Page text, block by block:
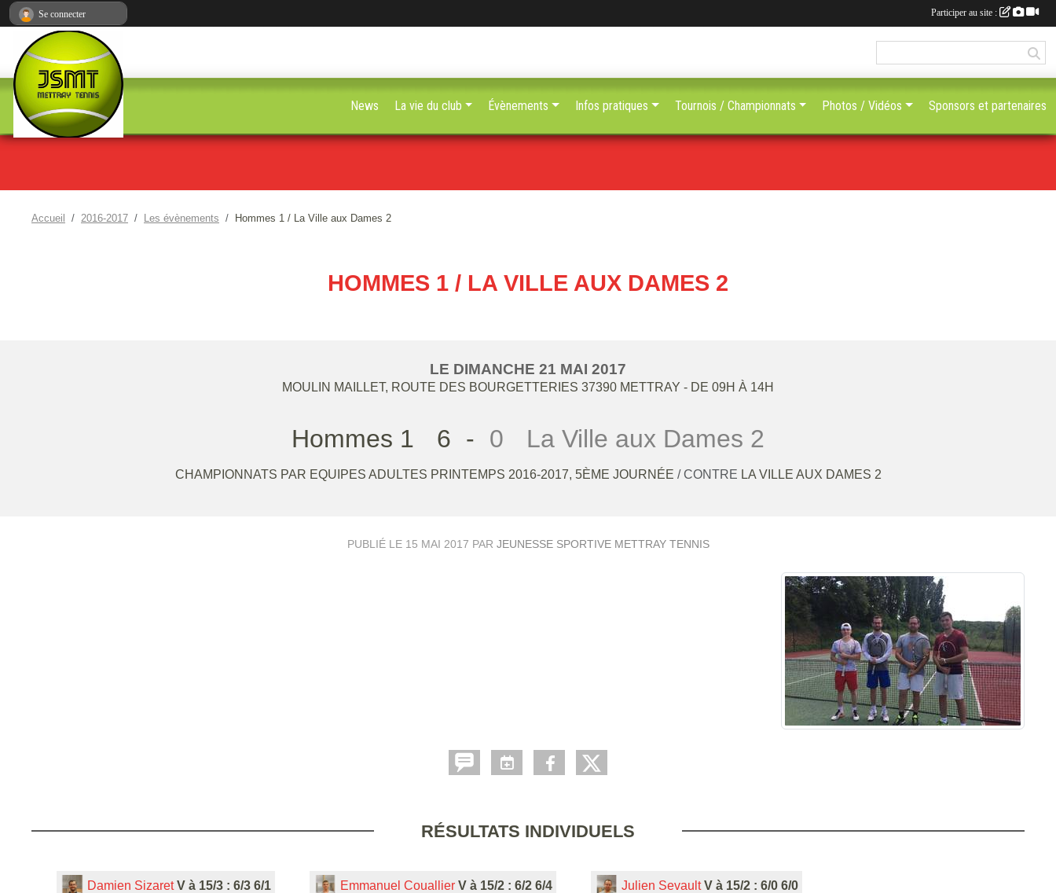
Accueil 2016-2017 Les évènements Hommes 1 / La Ville aux Dames 2
HOMMES 1 / LA VILLE AUX DAMES 2
LE DIMANCHE 21 MAI 2017
MOULIN MAILLET, ROUTE DES BOURGETTERIES 37390 METTRAY - DE 09H À 14H
Hommes 1 6 - 0 La Ville aux Dames 2
CHAMPIONNATS PAR EQUIPES ADULTES PRINTEMPS 2016-2017, 5ÈME JOURNÉE / CONTRE LA VILLE AUX DAMES 2
PUBLIÉ LE 15 MAI 2017 PAR JEUNESSE SPORTIVE METTRAY TENNIS
RÉSULTATS INDIVIDUELS
Damien Sizaret V à 15/3 : 6/3 6/1 Emmanuel Couallier V à 15/2 : 6/2 6/4 Julien Sevault V à 15/2 : 6/0 6/0
News La vie du club Évènements Infos pratiques Tournois / Championnats Photos / Vidéos Sponsors et partenaires
Se connecter Participer au site :
Panneau de gestion des cookies